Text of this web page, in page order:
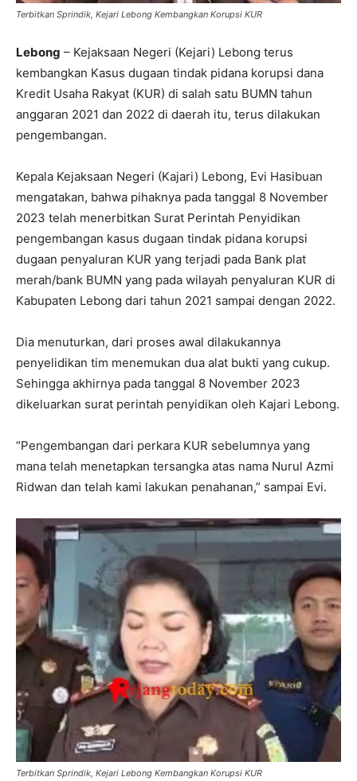
Terbitkan Sprindik, Kejari Lebong Kembangkan Korupsi KUR
Lebong – Kejaksaan Negeri (Kejari) Lebong terus
kembangkan Kasus dugaan tindak pidana korupsi dana
Kredit Usaha Rakyat (KUR) di salah satu BUMN tahun
anggaran 2021 dan 2022 di daerah itu, terus dilakukan
pengembangan.
Kepala Kejaksaan Negeri (Kajari) Lebong, Evi Hasibuan
mengatakan, bahwa pihaknya pada tanggal 8 November
2023 telah menerbitkan Surat Perintah Penyidikan
pengembangan kasus dugaan tindak pidana korupsi
dugaan penyaluran KUR yang terjadi pada Bank plat
merah/bank BUMN yang pada wilayah penyaluran KUR di
Kabupaten Lebong dari tahun 2021 sampai dengan 2022.
Dia menuturkan, dari proses awal dilakukannya
penyelidikan tim menemukan dua alat bukti yang cukup.
Sehingga akhirnya pada tanggal 8 November 2023
dikeluarkan surat perintah penyidikan oleh Kajari Lebong.
“Pengembangan dari perkara KUR sebelumnya yang
mana telah menetapkan tersangka atas nama Nurul Azmi
Ridwan dan telah kami lakukan penahanan,” sampai Evi.
Terbitkan Sprindik, Kejari Lebong Kembangkan Korupsi KUR